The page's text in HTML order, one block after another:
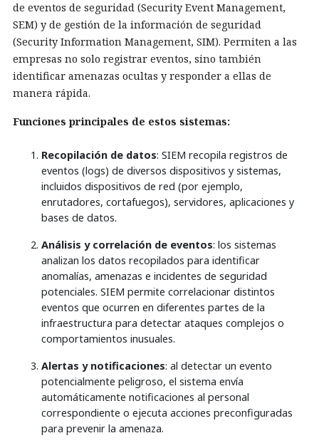
de eventos de seguridad (Security Event Management,
SEM) y de gestión de la información de seguridad
(Security Information Management, SIM). Permiten a las
empresas no solo registrar eventos, sino también
identificar amenazas ocultas y responder a ellas de
manera rápida.
Funciones principales de estos sistemas:
Recopilación de datos: SIEM recopila registros de
eventos (logs) de diversos dispositivos y sistemas,
incluidos dispositivos de red (por ejemplo,
enrutadores, cortafuegos), servidores, aplicaciones y
bases de datos.
Análisis y correlación de eventos: los sistemas
analizan los datos recopilados para identificar
anomalías, amenazas e incidentes de seguridad
potenciales. SIEM permite correlacionar distintos
eventos que ocurren en diferentes partes de la
infraestructura para detectar ataques complejos o
comportamientos inusuales.
Alertas y notificaciones: al detectar un evento
potencialmente peligroso, el sistema envía
automáticamente notificaciones al personal
correspondiente o ejecuta acciones preconfiguradas
para prevenir la amenaza.